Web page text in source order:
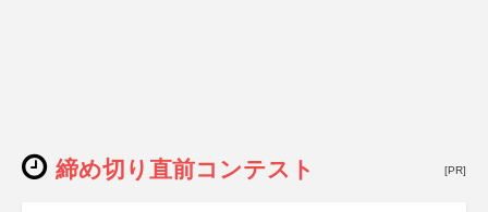
締め切り直前コンテスト [PR]